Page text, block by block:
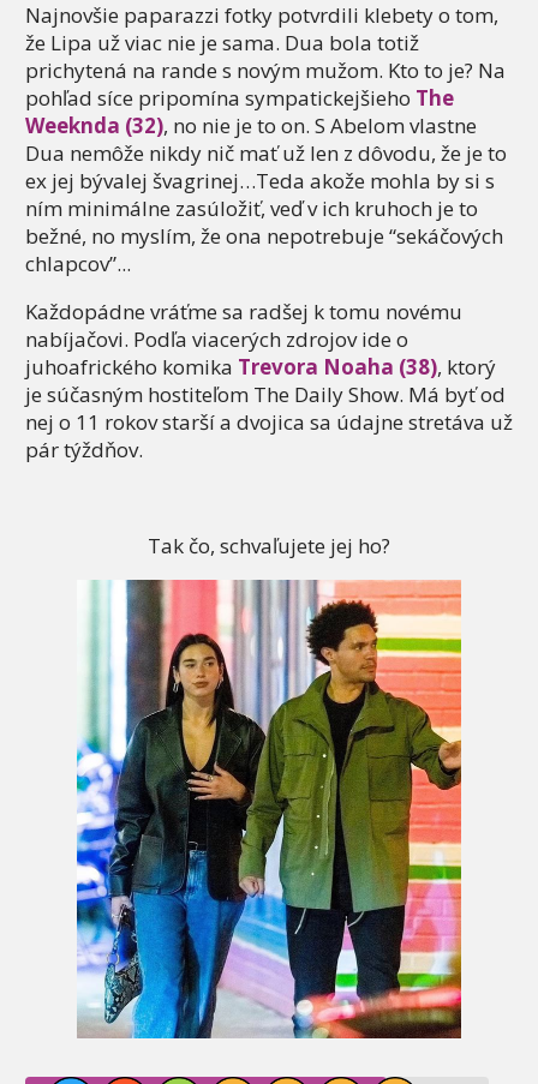
Najnovšie paparazzi fotky potvrdili klebety o tom,
že Lipa už viac nie je sama. Dua bola totiž
prichytená na rande s novým mužom. Kto to je? Na
pohľad síce pripomína sympatickejšieho The
Weeknda (32), no nie je to on. S Abelom vlastne
Dua nemôže nikdy nič mať už len z dôvodu, že je to
ex jej bývalej švagrinej…Teda akože mohla by si s
ním minimálne zasúložiť, veď v ich kruhoch je to
bežné, no myslím, že ona nepotrebuje “sekáčových
chlapcov”...
Každopádne vráťme sa radšej k tomu novému
nabíjačovi. Podľa viacerých zdrojov ide o
juhoafrického komika Trevora Noaha (38), ktorý
je súčasným hostiteľom The Daily Show. Má byť od
nej o 11 rokov starší a dvojica sa údajne stretáva už
pár týždňov.
Tak čo, schvaľujete jej ho?